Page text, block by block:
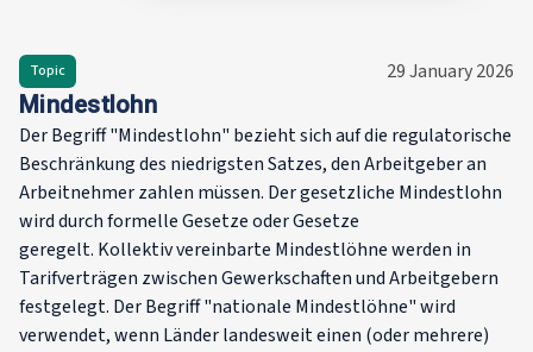
Topic 29 January 2026
Mindestlohn
Der Begriff "Mindestlohn" bezieht sich auf die regulatorische
Beschränkung des niedrigsten Satzes, den Arbeitgeber an
Arbeitnehmer zahlen müssen. Der gesetzliche Mindestlohn
wird durch formelle Gesetze oder Gesetze
geregelt. Kollektiv vereinbarte Mindestlöhne werden in
Tarifverträgen zwischen Gewerkschaften und Arbeitgebern
festgelegt. Der Begriff "nationale Mindestlöhne" wird
verwendet, wenn Länder landesweit einen (oder mehrere)